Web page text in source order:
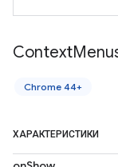
Context
Chrome 44+
ХАРАКТЕРИСТИКИ